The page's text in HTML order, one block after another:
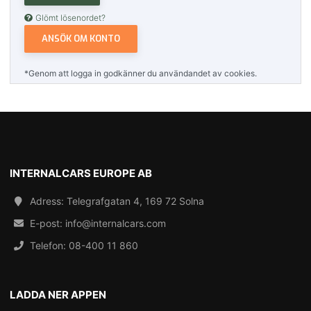
Glömt lösenordet?
ANSÖK OM KONTO
*Genom att logga in godkänner du användandet av cookies.
INTERNALCARS EUROPE AB
Adress: Telegrafgatan 4, 169 72 Solna
E-post: info@internalcars.com
Telefon: 08-400 11 860
LADDA NER APPEN